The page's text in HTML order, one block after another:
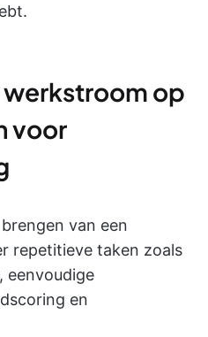
op
voor
van een
repetitieve taken zoals
eenvoudige
en